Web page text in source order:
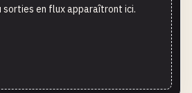
sorties en flux apparaîtront ici.